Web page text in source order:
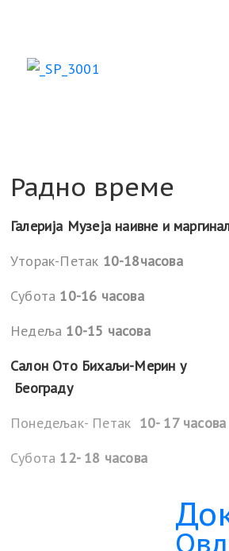
Радно време
Галерија Музеја наивне и
Уторак-Петак 10-18часова
Субота 10-16 часова
Недеља 10-15 часова
Салон Ото Бихаљи-Мерин у
Београду
Понедељак- Петак 10- 17 часова
Субота 12- 18 часова